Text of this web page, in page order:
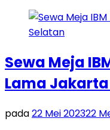
Sewa Meja
Lama
pada22 Mei 202322